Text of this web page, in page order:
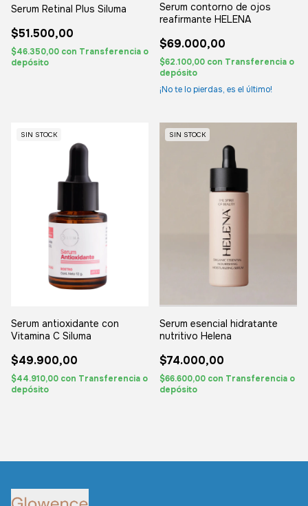
Serum Retinal Plus Siluma
$51.500,00
$46.350,00 con Transferencia o
depósito
Serum contorno de ojos
reafirmante HELENA
$69.000,00
$62.100,00 con Transferencia o
depósito
¡No te lo pierdas, es el último!
SIN STOCK
Serum antioxidante con
Vitamina C Siluma
$49.900,00
$44.910,00 con Transferencia o
depósito
SIN STOCK
Serum esencial hidratante
nutritivo Helena
$74.000,00
$66.600,00 con Transferencia o
depósito